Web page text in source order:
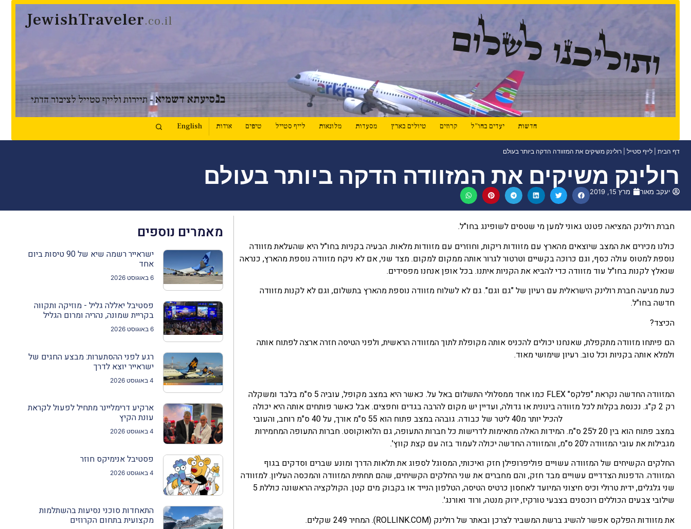
JewishTraveler.co.il ותוליכנו לשלום
בנסיעתא דשמיא- תיירות ולייף סטייל לציבור הדתי
חדשות יעדים בחו"ל קרוזים טיולים בארץ מסעדות מלונאות לייף סטייל טיפים אודות English
דף הבית לייף סטייל רולינק משיקים את המזוודה הדקה ביותר בעולם
רולינק משיקים את המזוודה הדקה ביותר בעולם
יעקב מאור מרץ 15, 2019
חברת רולינק המציאה פטנט גאוני למען מי שטסים לשופינג בחו"ל.
כולנו מכירים את המצב שיוצאים מהארץ עם מזוודות ריקות, וחוזרים עם מזוודות מלאות. הבעיה בקניות בחו"ל היא שהעלאת מזוודה
נוספת למטוס עולה כסף, וגם כרוכה בקשיים וטרטור לגרור אותה ממקום למקום. מצד שני, אם לא ניקח מזוודה נוספת מהארץ, כנראה
שנאלץ לקנות בחו"ל עוד מזוודה כדי להביא את הקניות איתנו. בכל אופן אנחנו מפסידים.
כעת מגיעה חברת רולינק הישראלית עם רעיון של "גם וגם". גם לא לשלוח מזוודה נוספת מהארץ בתשלום, וגם לא לקנות מזוודה
חדשה בחו"ל.
הכיצד?
הם פיתחו מזוודה מתקפלת, שאנחנו יכולים להכניס אותה מקופלת לתוך המזוודה הראשית, ולפני הטיסה חזרה ארצה לפתוח אותה
ולמלא אותה בקניות וכל טוב. רעיון שימושי מאוד.
המזוודה החדשה נקראת "פלקס" FLEX כמו אחד ממסלולי התשלום באל על. כאשר היא במצב מקופל, עוביה 5 ס"מ בלבד ומשקלה
רק 2 ק"ג. נכנסת בקלות לכל מזוודה בינונית או גדולה, ועדיין יש מקום להרבה בגדים וחפצים. אבל כאשר פותחים אותה היא יכולה
להכיל יותר מ40 ליטר של כבודה. גובהה
במצב פתוח הוא 55 ס"מ אורך, על 40 ס"מ רוחב, והעובי
במצב פתוח הוא בין 20 ל25 ס"מ. המידות האלה מתאימות לדרישות כל חברות התעופה, גם הלואוקוסט. חברות התעופה המחמירות
מגבילות את עובי המזוודה ל20 ס"מ, והמזוודה החדשה יכולה לעמוד בזה עם קצת קווץ'.
החלקים הקשיחים של המזוודה עשויים פוליפרופילן חזק ואיכותי, המסוגל לספוג את תלאות הדרך ומונע שברים וסדקים בגוף
המזוודה. הדפנות הצדדיים עשויים מבד חזק, והם מחברים את שני החלקים הקשיחים, שהם תחתית המזוודה והמכסה העליון. למזוודה
שני גלגלים, ידית טרולי וכיס חיצוני המיועד לאחסון כרטיס הטיסה, הטלפון הנייד או בקבוק מים קטן. הקולקציה הראשונה כוללת 5
שילובי צבעים הכוללים רוכסנים בצבעי טורקיז, ירוק מנטה, ורוד ואורנג'.
את מזוודות הפלקס אפשר להשיג ברשת המשביר לצרכן ובאתר של רולינק (ROLLINK.COM). המחיר 249 שקלים.
מאמרים נוספים
ישראייר רשמה שיא של 90 טיסות ביום
אחד
6 באוגוסט 2026
פסטיבל יאללה גליל - מוזיקה ותקווה
בקריית שמונה, נהריה ומרום הגליל
6 באוגוסט 2026
רגע לפני ההסתערות: מבצע החגים של
ישראייר יוצא לדרך
4 באוגוסט 2026
ארקיע דרימליינר מתחיל לפעול לקראת
עונת הקיץ
4 באוגוסט 2026
פסטיבל אנימיקס חוזר
4 באוגוסט 2026
התאחדות סוכני נסיעות בהשתלמות
מקצועית בתחום הקרוזים